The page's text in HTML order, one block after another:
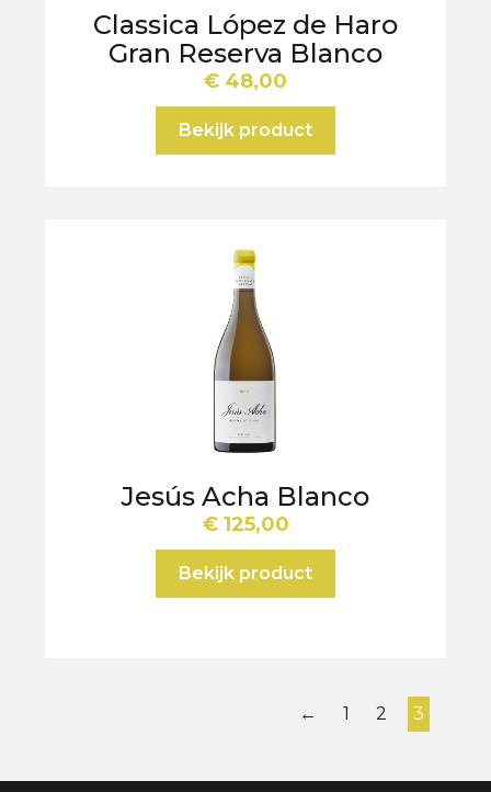
Classica López de Haro
Gran Reserva Blanco
€ 48,00
Bekijk product
Jesús Acha Blanco
€125,00
Bekijk product
← 1 2 3